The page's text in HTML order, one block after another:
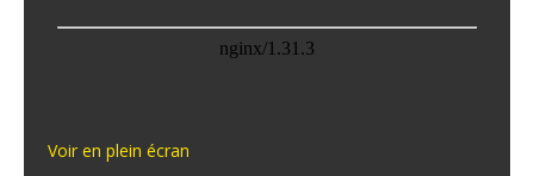
Voir en plein écran